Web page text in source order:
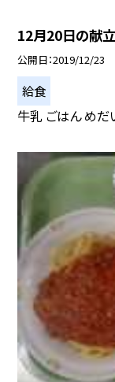
12月20日の献立
公開日 2019/12/23
給食
牛乳 ごはん めだ